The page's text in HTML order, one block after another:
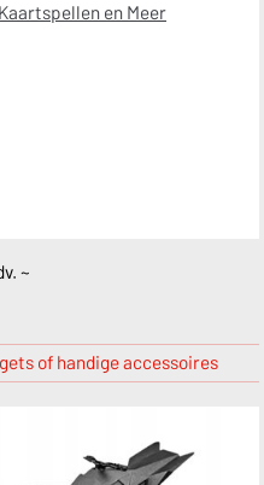
en Meer
~
of handige accessoires